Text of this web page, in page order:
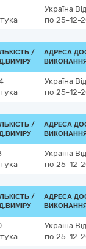
Україна
по 25-12-
/
АДРЕСА
Україна
по 25-12-
/
АДРЕСА
Україна
по 25-12-
/
АДРЕСА
Україна
по 25-12-